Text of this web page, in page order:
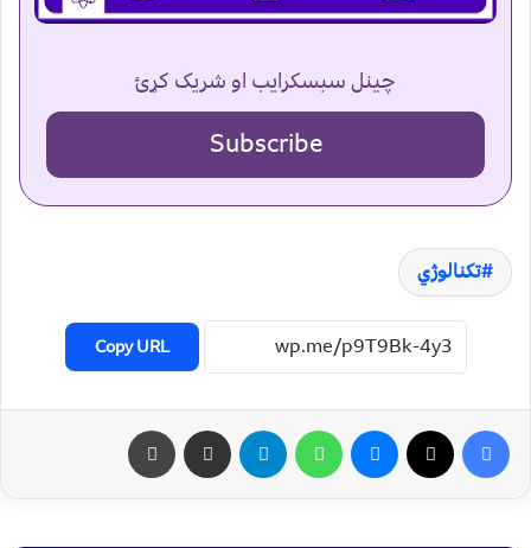
چینل سبسکرایب او شریک کړئ
Subscribe
تکنالوژي
Copy URL